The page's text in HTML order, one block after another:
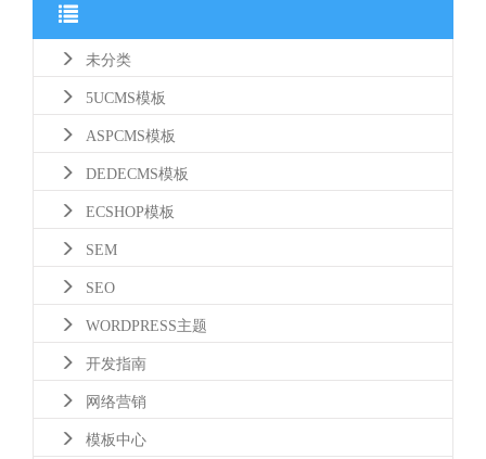
未分类
5UCMS模板
ASPCMS模板
DEDECMS模板
ECSHOP模板
SEM
SEO
WORDPRESS主题
开发指南
网络营销
模板中心